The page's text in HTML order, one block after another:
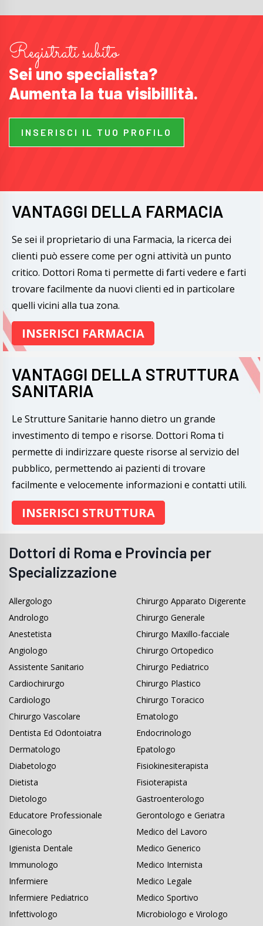
Registrati subito
Sei uno specialista?
Aumenta la tua visibillità.
INSERISCI IL TUO PROFILO
VANTAGGI DELLA FARMACIA
Se sei il proprietario di una Farmacia, la ricerca dei
clienti può essere come per ogni attività un punto
critico. Dottori Roma ti permette di farti vedere e farti
trovare facilmente da nuovi clienti ed in particolare
quelli vicini alla tua zona.
INSERISCI FARMACIA
VANTAGGI DELLA STRUTTURA
SANITARIA
Le Strutture Sanitarie hanno dietro un grande
investimento di tempo e risorse. Dottori Roma ti
permette di indirizzare queste risorse al servizio del
pubblico, permettendo ai pazienti di trovare
facilmente e velocemente informazioni e contatti utili.
INSERISCI STRUTTURA
Dottori di Roma e Provincia per
Specializzazione
Allergologo
Andrologo
Anestetista
Angiologo
Assistente Sanitario
Cardiochirurgo
Cardiologo
Chirurgo Apparato Digerente
Chirurgo Generale
Chirurgo Maxillo-facciale
Chirurgo Ortopedico
Chirurgo Pediatrico
Chirurgo Plastico
Chirurgo Toracico
Chirurgo Vascolare
Dentista Ed Odontoiatra
Dermatologo
Diabetologo
Dietista
Dietologo
Educatore Professionale
Ematologo
Endocrinologo
Epatologo
Fisiokinesiterapista
Fisioterapista
Gastroenterologo
Gerontologo e Geriatra
Ginecologo
Igienista Dentale
Immunologo
Infermiere
Infermiere Pediatrico
Infettivologo
Medico del Lavoro
Medico Generico
Medico Internista
Medico Legale
Medico Sportivo
Microbiologo e Virologo